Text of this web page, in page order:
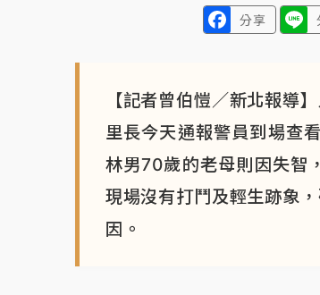
分享
【記者曾伯愷／新北報導
里長今天通報警員到場查
林男70歲的老母則因失智
現場沒有打鬥及輕生跡象
因。